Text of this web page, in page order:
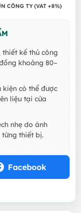
CÔNG TY (VAT +8%)
kế thủ công
khoảng 80–
kiện có thể được
liệu tại cửa
nhẹ do ánh
từng thiết bị.
Facebook